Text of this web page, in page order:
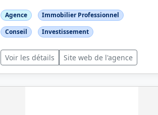
Agence
Immobilier Professionnel
Conseil
Investissement
Voir les détails Site web de l'agence